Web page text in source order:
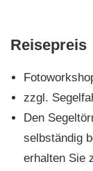
Reisepreis
zzgl.
Den
selbständig
erhalten Sie